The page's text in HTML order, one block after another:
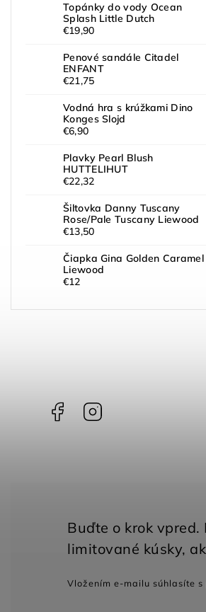
Topánky do vody Ocean
Splash Little Dutch
€19,90
Penové sandále Citadel
ENFANT
€21,75
Vodná hra s krúžkami Dino
Konges Slojd
€6,90
Plavky Pearl Blush
HUTTELIHUT
€22,32
Šiltovka Danny Tuscany
Rose/Pale Tuscany Liewood
€13,50
Čiapka Gina Golden Caramel
Liewood
€12
Facebook
Vložením e-mailu súhlasíte s